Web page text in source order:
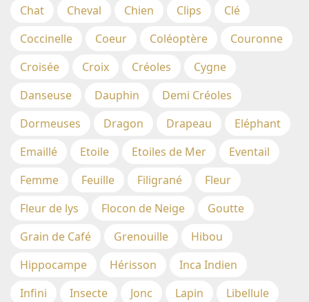
Chat
Cheval Chien Clips
Clé
Coccinelle
Coeur Coléoptère
Couronne
Croisée
Croix Créoles
Cygne
Danseuse
Dauphin
Demi Créoles
Dormeuses
Dragon Drapeau
Eléphant
Emaillé
Etoile Etoiles de Mer
Eventail
Femme
Feuille Filigrané
Fleur
Fleur de lys
Flocon de Neige
Goutte
Grain de Café
Grenouille
Hibou
Hippocampe
Hérisson
Inca Indien
Infini
Insecte Jonc Lapin
Libellule